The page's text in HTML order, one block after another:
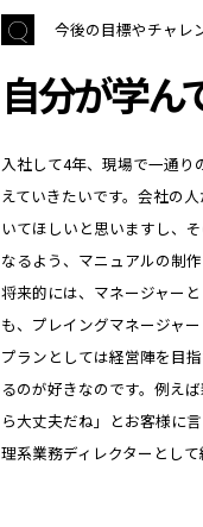
今後の目標やチャレ
自分が学ん
入社して4年、現場で一通
えていきたいです。会社の
いてほしいと思いますし、
なるよう、マニュアルの制
将来的には、マネージャー
も、プレイングマネージャ
プランとしては経営陣を目
るのが好きなのです。例え
ら大丈夫だね」とお客様に
理系業務ディレクターとし